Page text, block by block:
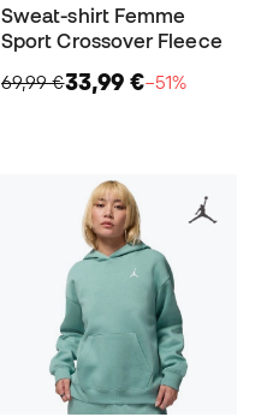
Sweat-shirt Femme
Sport Crossover Fleece
69,99 €33,99 €−51%